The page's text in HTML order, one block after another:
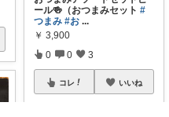
ール🍻（おつまみセット#
つまみ #お ...
￥ 3,900
0 0 3
コレ いいね